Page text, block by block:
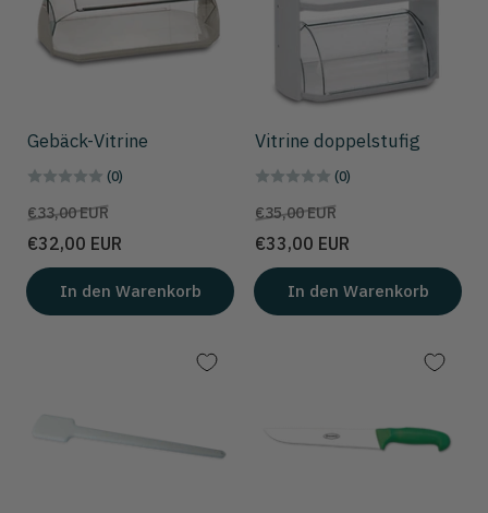
Gebäck-Vitrine
(0)
Preis
€33,00 EUR
€32,00 EUR
In den Warenkorb
Vitrine doppelstufig
(0)
Preis
€35,00 EUR
€33,00 EUR
In den Warenkorb